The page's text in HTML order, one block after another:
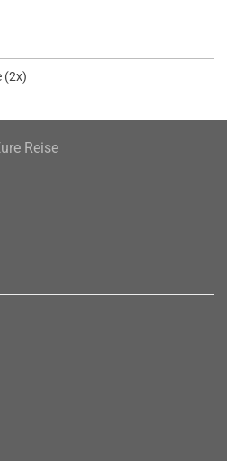
(2x)
Reise